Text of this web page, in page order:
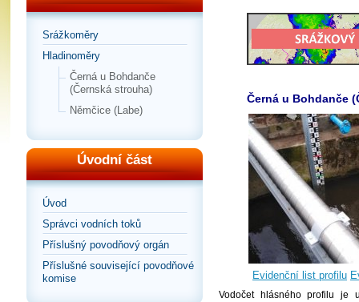
Srážkoměry
Hladinoměry
Černá u Bohdanče
(Černská strouha)
Němčice (Labe)
Úvodní část
Úvod
Správci vodních toků
Příslušný povodňový orgán
Příslušné související povodňové
komise
Černá u Bohdanče
Evidenční list profilu
Vodočet hlásného profilu je